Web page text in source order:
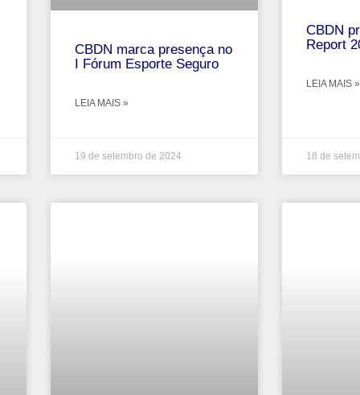
CBDN marca presença no
I Fórum Esporte Seguro
LEIA MAIS »
19 de setembro de 2024
CBDN
Report
LEIA MAIS »
18 de